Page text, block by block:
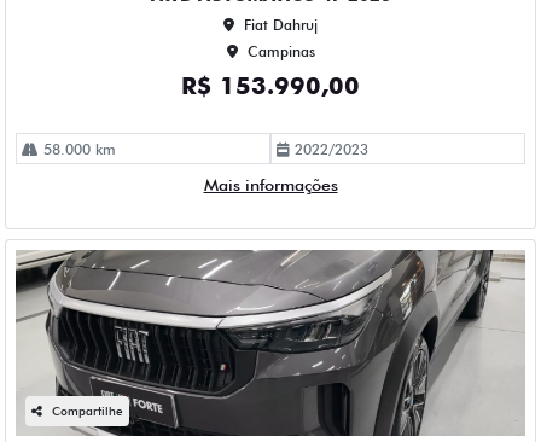
2025/2026
Mais informações
Compartilhe
FIAT
FIAT FASTBACK 1.0 TURBO 200 HYBRID IMPETUS CVT
HIBRIDO 4P AUTOMATICO 2025
Fiat Dahruj